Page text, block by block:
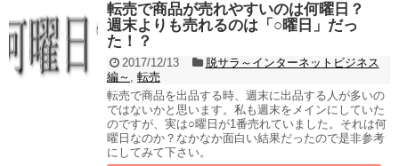
転売で商品が売れやすいのは何曜日？
週末よりも売れるのは「○曜日」だっ
た！？
2017/12/13
脱サラ～インターネットビジネス
編～ , 転売
転売で商品を出品する時、週末に出品する人が多いの
ではないかと思います。私も週末をメインにしていた
のですが、実は○曜日が1番売れていました。それは何
曜日なのか？なかなか面白い結果だったので是非参考
にしてみて下さい。